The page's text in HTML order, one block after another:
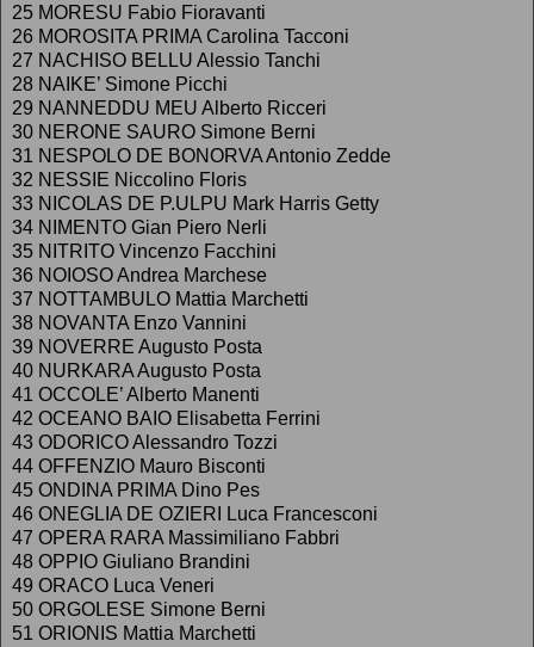
25 MORESU Fabio Fioravanti
26 MOROSITA PRIMA Carolina Tacconi
27 NACHISO BELLU Alessio Tanchi
28 NAIKE’ Simone Picchi
29 NANNEDDU MEU Alberto Ricceri
30 NERONE SAURO Simone Berni
31 NESPOLO DE BONORVA Antonio Zedde
32 NESSIE Niccolino Floris
33 NICOLAS DE P.ULPU Mark Harris Getty
34 NIMENTO Gian Piero Nerli
35 NITRITO Vincenzo Facchini
36 NOIOSO Andrea Marchese
37 NOTTAMBULO Mattia Marchetti
38 NOVANTA Enzo Vannini
39 NOVERRE Augusto Posta
40 NURKARA Augusto Posta
41 OCCOLE’ Alberto Manenti
42 OCEANO BAIO Elisabetta Ferrini
43 ODORICO Alessandro Tozzi
44 OFFENZIO Mauro Bisconti
45 ONDINA PRIMA Dino Pes
46 ONEGLIA DE OZIERI Luca Francesconi
47 OPERA RARA Massimiliano Fabbri
48 OPPIO Giuliano Brandini
49 ORACO Luca Veneri
50 ORGOLESE Simone Berni
51 ORIONIS Mattia Marchetti